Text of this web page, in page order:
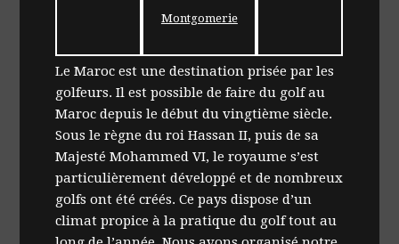
Montgomerie
Le Maroc est une destination prisée par les
golfeurs. Il est possible de faire du golf au
Maroc depuis le début du vingtième siècle.
Sous le règne du roi Hassan II, puis de sa
Majesté Mohammed VI, le royaume s’est
particulièrement développé et de nombreux
golfs ont été créés. Ce pays dispose d’un
climat propice à la pratique du golf tout au